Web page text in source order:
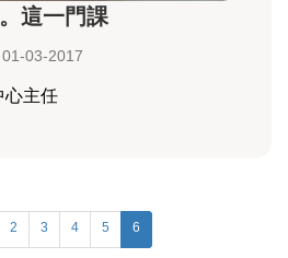
這一門課
01-03-2017
心主任
2 3 4 5 6